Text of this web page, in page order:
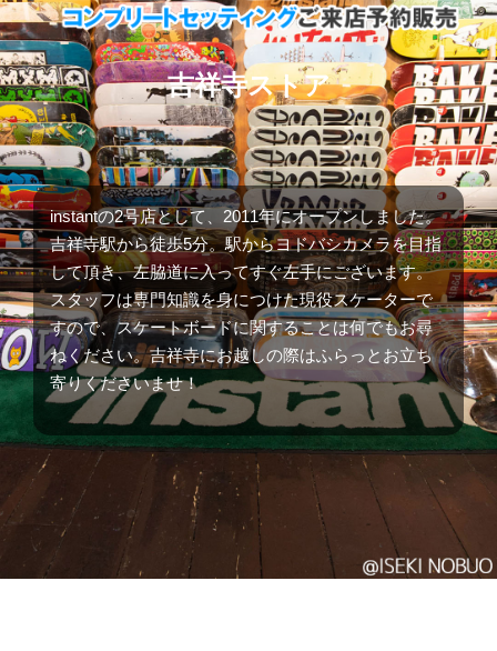
吉祥寺ストア
instantの2号店として、2011年にオープンしました。
吉祥寺駅から徒歩5分。駅からヨドバシカメラを目指
して頂き、左脇道に入ってすぐ左手にございます。
スタッフは専門知識を身につけた現役スケーターで
すので、スケートボードに関することは何でもお尋
ねください。吉祥寺にお越しの際はふらっとお立ち
寄りくださいませ！